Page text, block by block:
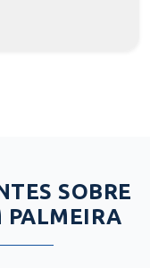
SOBRE
PALMEIRA